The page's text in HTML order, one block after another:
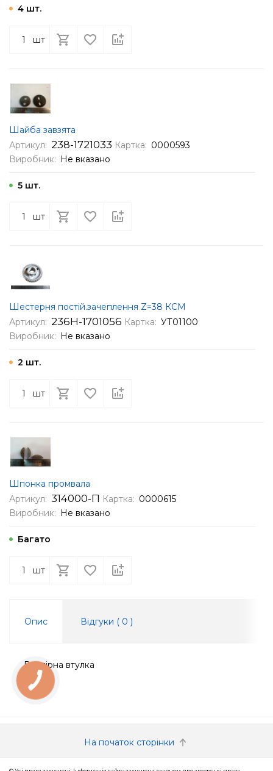
4 шт.
шт
Шайба завзята
Артикул: 238-1721033 Картка: 0000593
Виробник: Не вказано
5 шт.
шт
Шестерня постій.зачеплення Z=38 КСМ
Артикул: 236Н-1701056 Картка: УТ01100
Виробник: Не вказано
2 шт.
шт
Шпонка промвала
Артикул: 314000-П Картка: 0000615
Виробник: Не вказано
Багато
шт
Опис Відгуки ( 0 )
Розпірна втулка
На початок сторінки
КНОПКА
ЗВ'ЯЗКУ